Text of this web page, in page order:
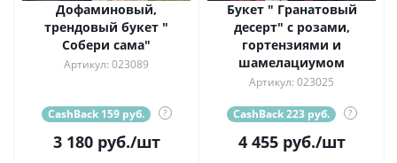
Дофаминовый,
трендовый букет "
Собери сама"
Артикул: 023089
CashBack 159 руб. ?
3 180руб./шт
Букет " Гранатовый
десерт" с розами,
гортензиями и
шамелациумом
Артикул: 023025
CashBack 223 руб. ?
4 455руб./шт